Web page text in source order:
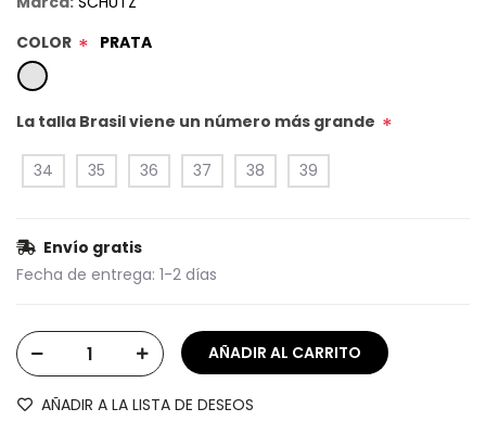
COLOR * PRATA
La talla Brasil viene un número más grande *
34 35 36 37 38 39
Envío gratis
Fecha de entrega: 1-2 días
AÑADIR A LA LISTA DE DESEOS